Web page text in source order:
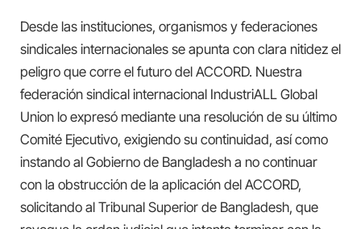
Desde las instituciones, organismos y federaciones
sindicales internacionales se apunta con clara nitidez el
peligro que corre el futuro del ACCORD. Nuestra
federación sindical internacional IndustriALL Global
Union lo expresó mediante una resolución de su último
Comité Ejecutivo, exigiendo su continuidad, así como
instando al Gobierno de Bangladesh a no continuar
con la obstrucción de la aplicación del ACCORD,
solicitando al Tribunal Superior de Bangladesh, que